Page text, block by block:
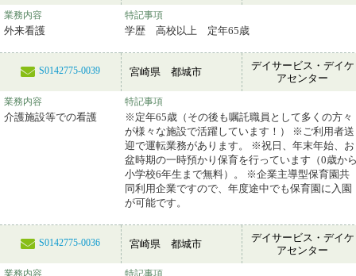
業務内容
外来看護
特記事項
学歴 高校以上 定年65歳
S0142775-0039 宮崎県 都城市
デイサービス・デイケ
アセンター
業務内容
介護施設等での看護
特記事項
※定年65歳（その後も嘱託職員として多くの方々
が様々な施設で活躍しています！） ※ご利用者送
迎で運転業務があります。 ※祝日、年末年始、お
盆時期の一時預かり保育を行っています（0歳か
小学校6年生まで無料）。 ※企業主導型保育園共
同利用企業ですので、年度途中でも保育園に入園
が可能です。
S0142775-0036 宮崎県 都城市
デイサービス・デイケ
アセンター
業務内容 特記事項